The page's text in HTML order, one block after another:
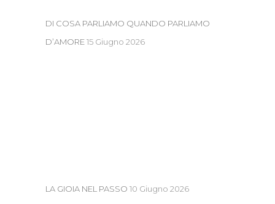
DI COSA PARLIAMO QUANDO PARLIAMO
D’AMORE15 Giugno 2026
LA GIOIA NEL PASSO 10 Giugno 2026